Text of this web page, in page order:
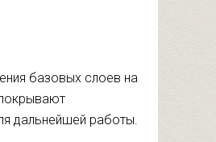
базовых слоев на
дальнейшей работы.